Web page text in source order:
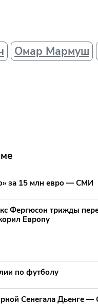
Омар Мармуш
за 15 млн евро — СМИ
Фергюсон трижды
Европу
по футболу
Сенегала Дьенге